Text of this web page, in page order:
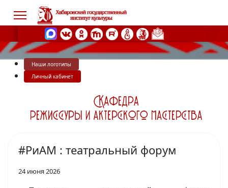
Наши логотипы
Личный кабинет
#РиАМ : театральный форум
24 июня 2026